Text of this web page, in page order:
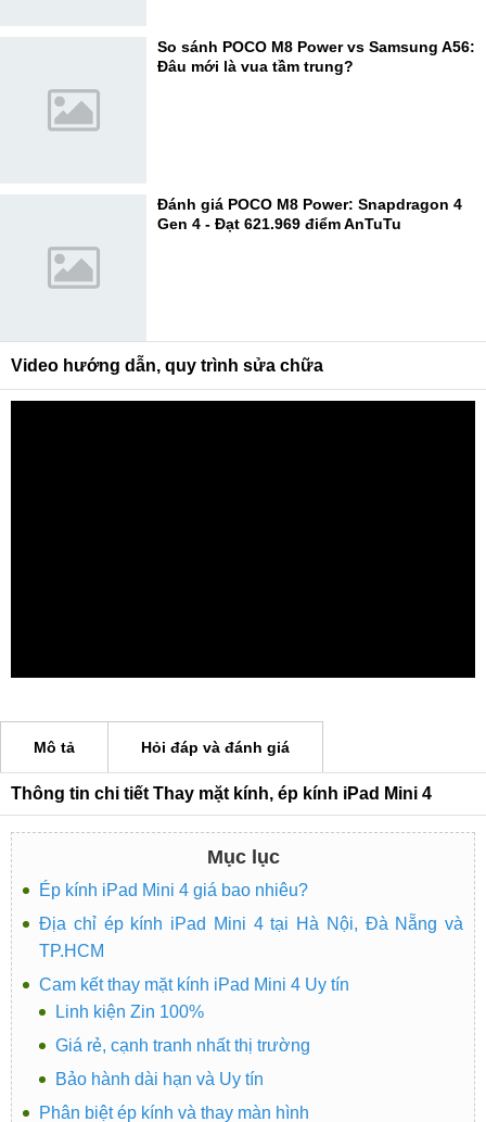
So sánh POCO M8 Power vs Samsung A56:
Đâu mới là vua tầm trung?
Đánh giá POCO M8 Power: Snapdragon 4
Gen 4 - Đạt 621.969 điểm AnTuTu
Video hướng dẫn, quy trình sửa chữa
Mô tả Hỏi đáp và đánh giá
Thông tin chi tiết Thay mặt kính, ép kính iPad Mini 4
Mục lục
Ép kính iPad Mini 4 giá bao nhiêu?
Địa chỉ ép kính iPad Mini 4 tại Hà Nội, Đà Nẵng và
TP.HCM
Cam kết thay mặt kính iPad Mini 4 Uy tín
Linh kiện Zin 100%
Giá rẻ, cạnh tranh nhất thị trường
Bảo hành dài hạn và Uy tín
Phân biệt ép kính và thay màn hình